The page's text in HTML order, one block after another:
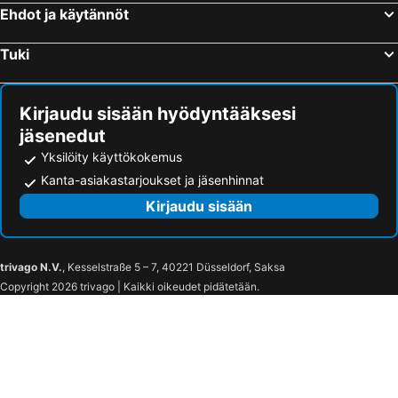
Ehdot ja käytännöt
Tuki
Kirjaudu sisään hyödyntääksesi
jäsenedut
Yksilöity käyttökokemus
Kanta-asiakastarjoukset ja jäsenhinnat
Kirjaudu sisään
trivago N.V., Kesselstraße 5 – 7, 40221 Düsseldorf, Saksa
Copyright 2026 trivago | Kaikki oikeudet pidätetään.